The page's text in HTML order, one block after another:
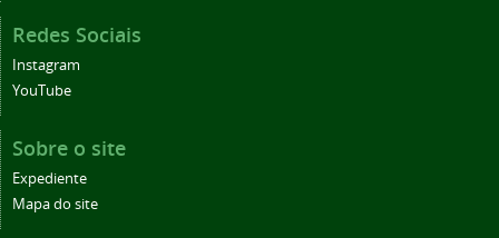
Redes Sociais
Instagram
YouTube
Sobre o site
Expediente
Mapa do site